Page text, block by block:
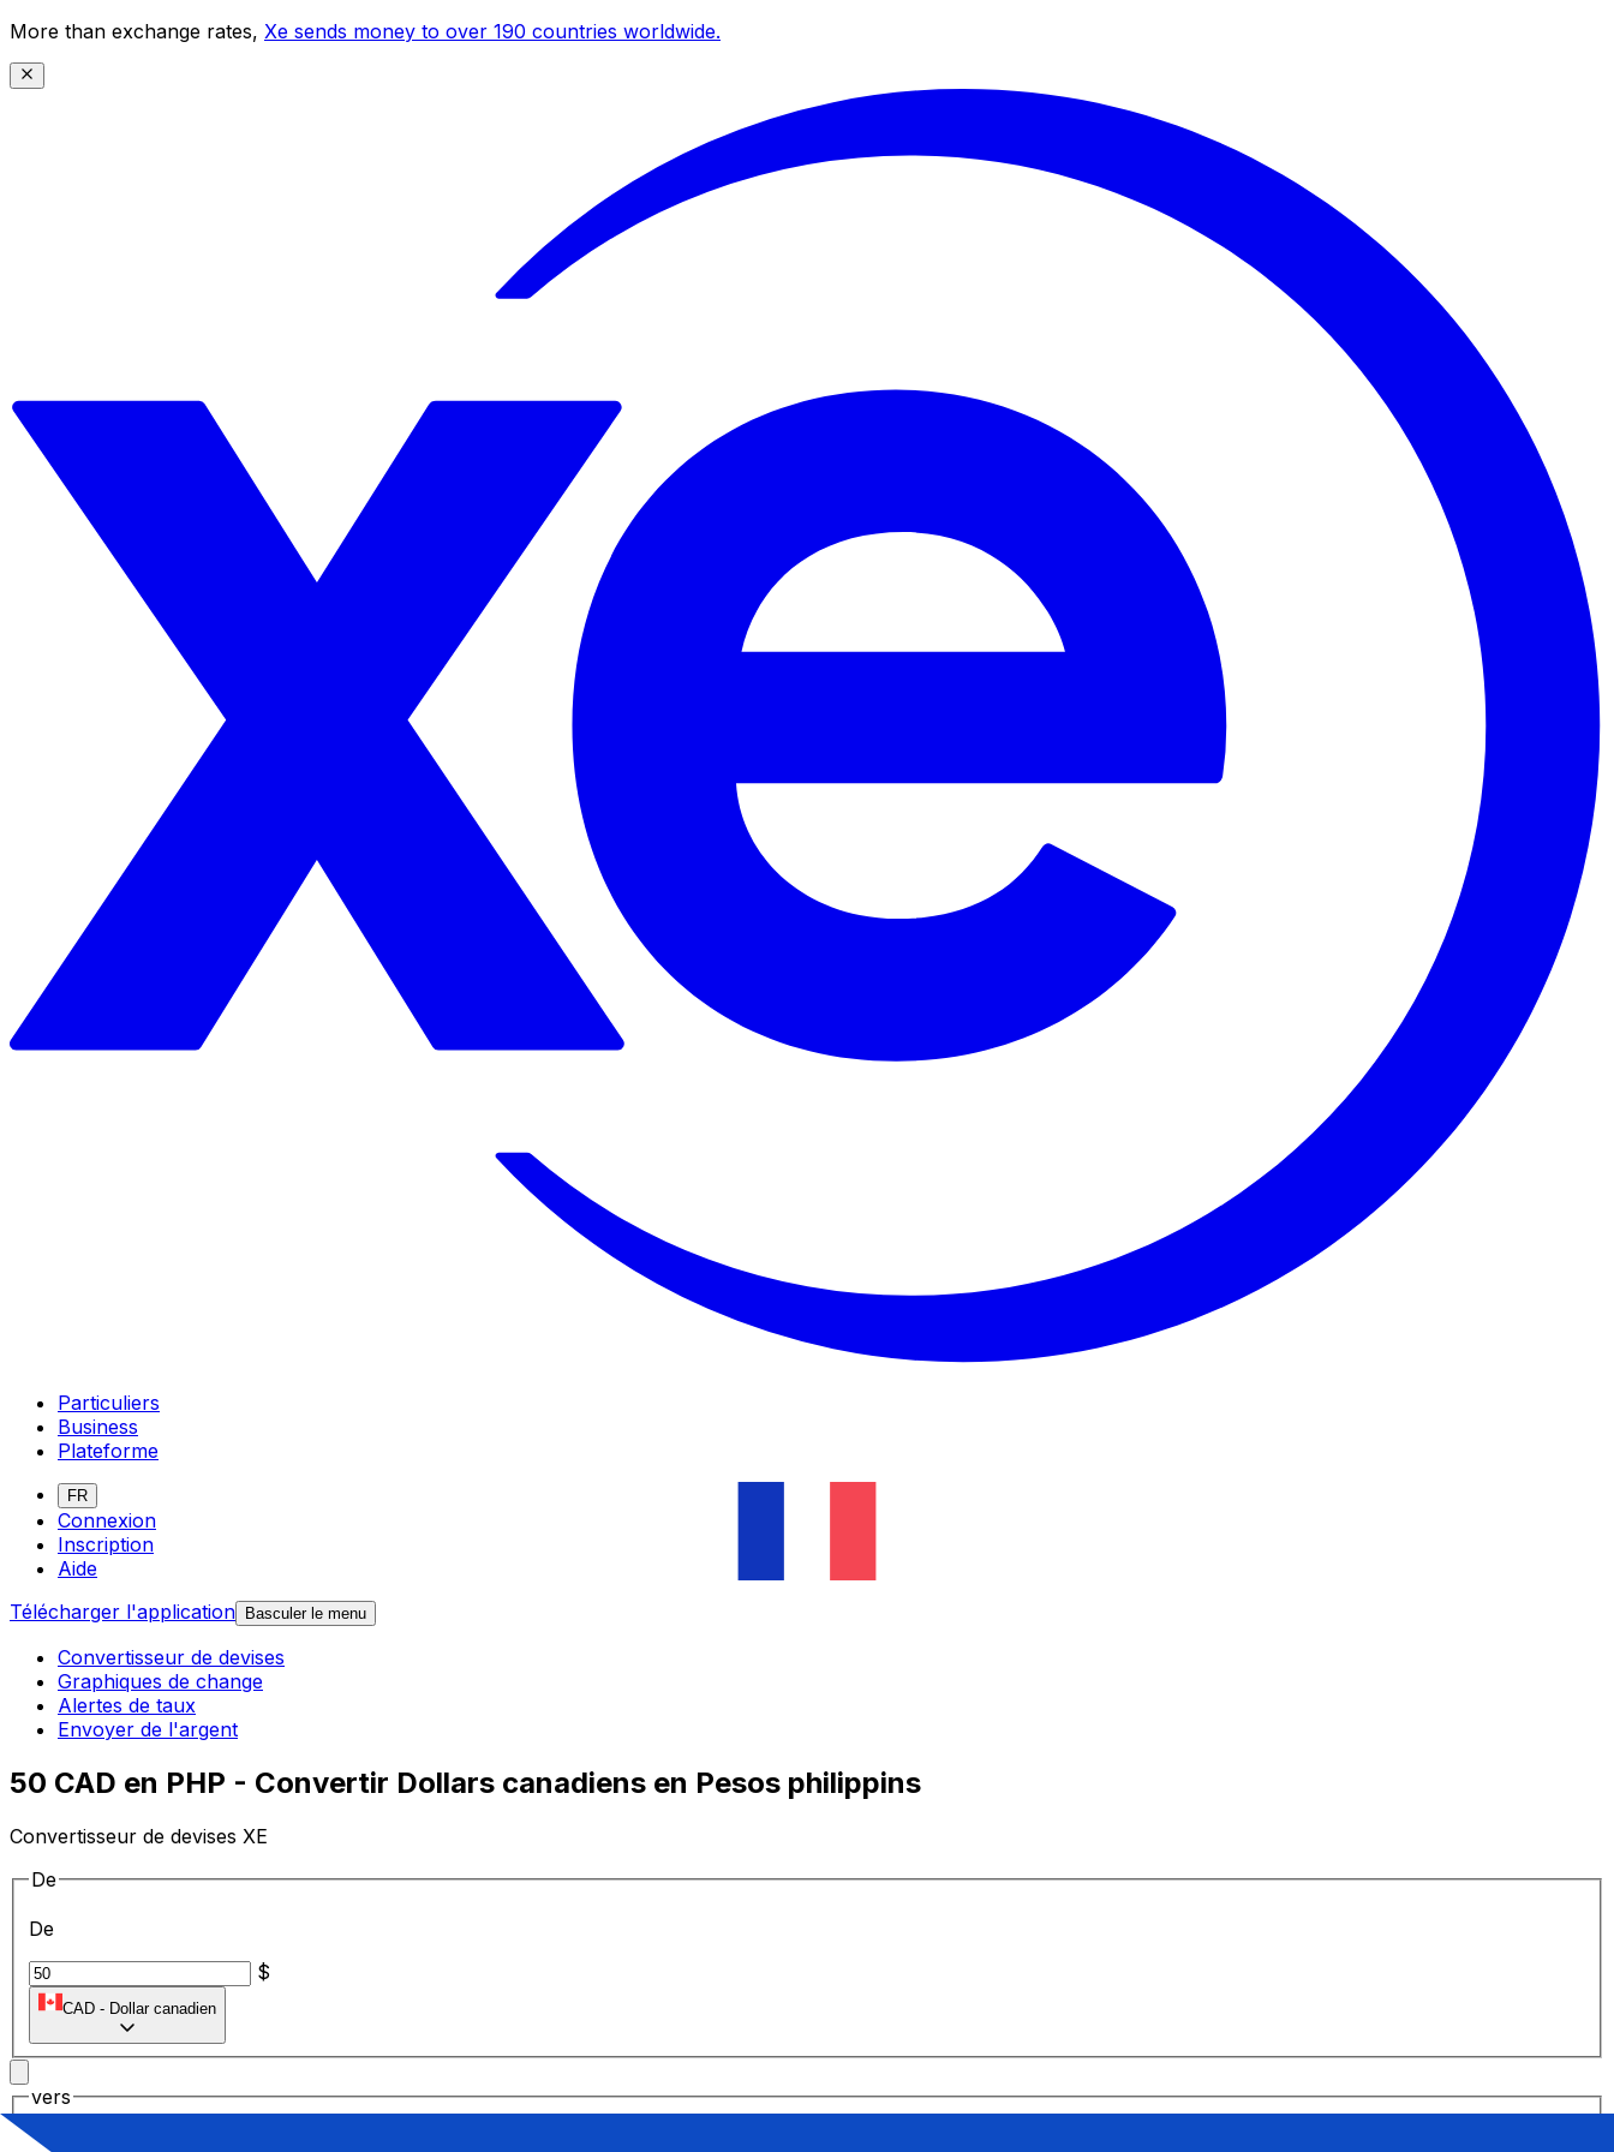
More than exchange rates, Xe sends money to over 190 countries worldwide.
Particuliers
Business
Plateforme
FR
Connexion
Inscription
Aide
Télécharger l'application
Basculer le menu
Convertisseur de devises
Graphiques de change
Alertes de taux
Envoyer de l'argent
50 CAD en PHP - Convertir Dollars canadiens en Pesos philippins
Convertisseur de devises XE
De
De
$
CAD - Dollar canadien
vers